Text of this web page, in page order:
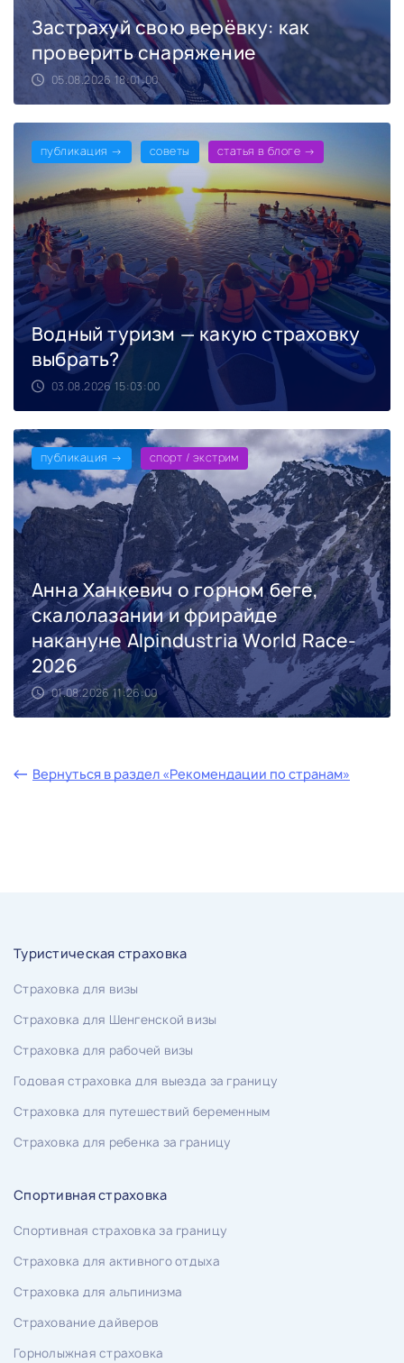
Застрахуй свою верёвку: как
проверить снаряжение
05.08.2026 18:01:00
публикация → советы статья в блоге →
Водный туризм — какую страховку
выбрать?
03.08.2026 15:03:00
публикация → спорт / экстрим
Анна Ханкевич о горном беге,
скалолазании и фрирайде
накануне Alpindustria World Race-
2026
01.08.2026 11:26:00
Вернуться в раздел «Рекомендации по странам»
Туристическая страховка
Страховка для визы
Страховка для Шенгенской визы
Страховка для рабочей визы
Годовая страховка для выезда за границу
Страховка для путешествий беременным
Страховка для ребенка за границу
Спортивная страховка
Спортивная страховка за границу
Страховка для активного отдыха
Страховка для альпинизма
Страхование дайверов
Горнолыжная страховка